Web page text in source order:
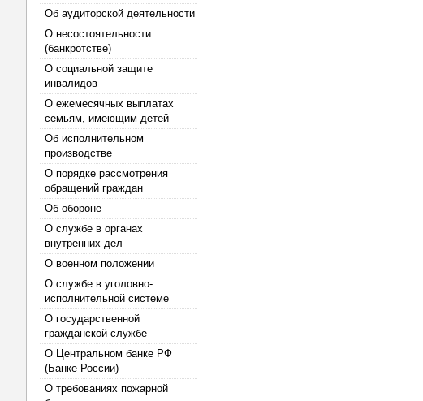
Об аудиторской деятельности
О несостоятельности
(банкротстве)
О социальной защите
инвалидов
О ежемесячных выплатах
семьям, имеющим детей
Об исполнительном
производстве
О порядке рассмотрения
обращений граждан
Об обороне
О службе в органах
внутренних дел
О военном положении
О службе в уголовно-
исполнительной системе
О государственной
гражданской службе
О Центральном банке РФ
(Банке России)
О требованиях пожарной